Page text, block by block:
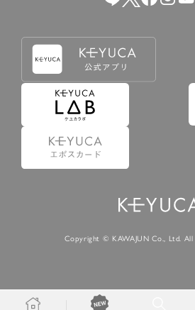
Copyright © KAWAJUN Co., Ltd. All